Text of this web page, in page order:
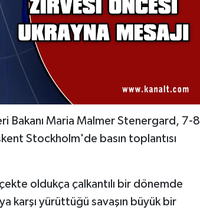
Bakanı Maria Malmer Stenergard, 7-8
Stockholm'de basın toplantısı
oldukça çalkantılı bir dönemde
karşı yürüttüğü savaşın büyük bir